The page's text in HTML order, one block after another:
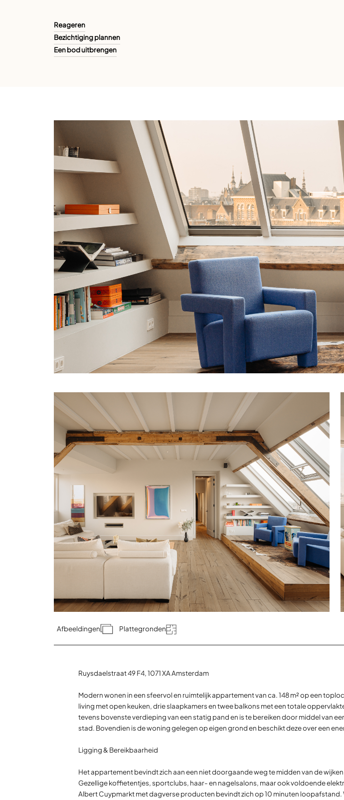
Reageren
Bezichtiging plannen
Een bod uitbrengen
Afbeeldingen Plattegronden
Ruysdaelstraat 49 F4, 1071 XA Amsterdam
Modern wonen in een sfeervol en ruimtelijk appartement van ca. 148 m² op een
living met open keuken, drie slaapkamers en twee balkons met een totale
tevens bovenste verdieping van een statig pand en is te bereiken door middel van
stad. Bovendien is de woning gelegen op eigen grond en beschikt deze over een
Ligging & Bereikbaarheid
Het appartement bevindt zich aan een niet doorgaande weg te midden van de
Gezellige koffietentjes, sportclubs, haar- en nagelsalons, maar ook voldoende
Albert Cuypmarkt met dagverse producten bevindt zich op 10 minuten